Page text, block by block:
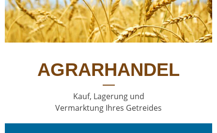
AGRARHANDEL
Kauf, Lagerung und
Vermarktung Ihres Getreides